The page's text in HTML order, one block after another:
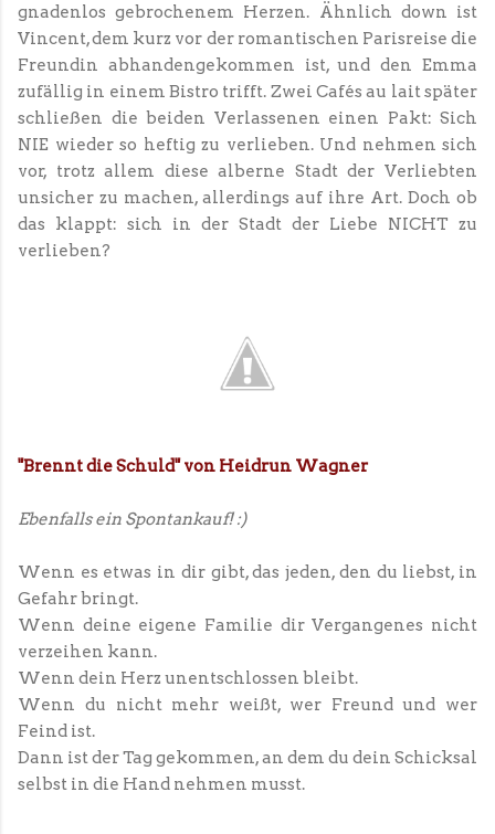
gnadenlos gebrochenem Herzen. Ähnlich down ist
Vincent, dem kurz vor der romantischen Parisreise die
Freundin abhandengekommen ist, und den Emma
zufällig in einem Bistro trifft. Zwei Cafés au lait später
schließen die beiden Verlassenen einen Pakt: Sich
NIE wieder so heftig zu verlieben. Und nehmen sich
vor, trotz allem diese alberne Stadt der Verliebten
unsicher zu machen, allerdings auf ihre Art. Doch ob
das klappt: sich in der Stadt der Liebe NICHT zu
verlieben?
"Brennt die Schuld" von Heidrun Wagner
Ebenfalls ein Spontankauf! :)
Wenn es etwas in dir gibt, das jeden, den du liebst, in
Gefahr bringt.
Wenn deine eigene Familie dir Vergangenes nicht
verzeihen kann.
Wenn dein Herz unentschlossen bleibt.
Wenn du nicht mehr weißt, wer Freund und wer
Feind ist.
Dann ist der Tag gekommen, an dem du dein Schicksal
selbst in die Hand nehmen musst.